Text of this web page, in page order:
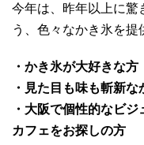
今年は、昨年以上に驚
う、色々なかき氷を提
・かき氷が大好きな方
・見た目も味も斬新
・大阪で個性的なビ
カフェをお探しの方